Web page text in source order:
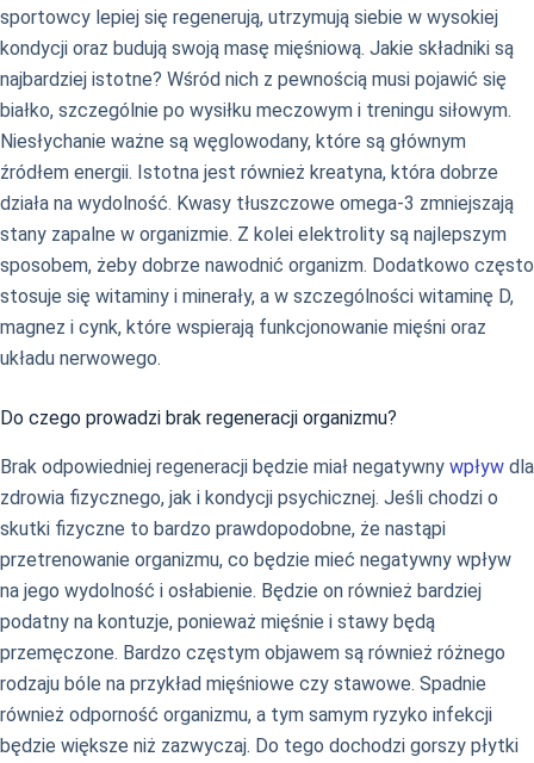
sportowcy lepiej się regenerują, utrzymują siebie w wysokiej
kondycji oraz budują swoją masę mięśniową. Jakie składniki są
najbardziej istotne? Wśród nich z pewnością musi pojawić się
białko, szczególnie po wysiłku meczowym i treningu siłowym.
Niesłychanie ważne są węglowodany, które są głównym
źródłem energii. Istotna jest również kreatyna, która dobrze
działa na wydolność. Kwasy tłuszczowe omega-3 zmniejszają
stany zapalne w organizmie. Z kolei elektrolity są najlepszym
sposobem, żeby dobrze nawodnić organizm. Dodatkowo często
stosuje się witaminy i minerały, a w szczególności witaminę D,
magnez i cynk, które wspierają funkcjonowanie mięśni oraz
układu nerwowego.
Do czego prowadzi brak regeneracji organizmu?
Brak odpowiedniej regeneracji będzie miał negatywny wpływ dla
zdrowia fizycznego, jak i kondycji psychicznej. Jeśli chodzi o
skutki fizyczne to bardzo prawdopodobne, że nastąpi
przetrenowanie organizmu, co będzie mieć negatywny wpływ
na jego wydolność i osłabienie. Będzie on również bardziej
podatny na kontuzje, ponieważ mięśnie i stawy będą
przemęczone. Bardzo częstym objawem są również różnego
rodzaju bóle na przykład mięśniowe czy stawowe. Spadnie
również odporność organizmu, a tym samym ryzyko infekcji
będzie większe niż zazwyczaj. Do tego dochodzi gorszy płytki